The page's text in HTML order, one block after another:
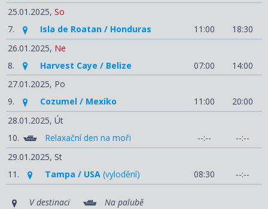
25.01.2025, So
7.
Isla de Roatan / Honduras 11:00
18:30
26.01.2025, Ne
8.
Harvest Caye / Belize 07:00
14:00
27.01.2025, Po
9.
Cozumel / Mexiko 11:00
20:00
28.01.2025, Út
10.
Relaxační den na moři --:--
--:--
29.01.2025, St
11.
Tampa / USA (vylodění) 08:30 --:--
V destinaci Na palubě